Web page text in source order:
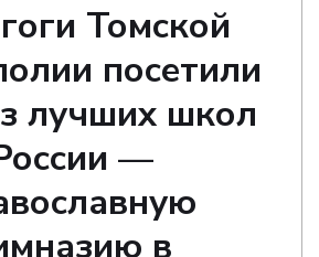
Томской
посетили
лучших школ
—
в